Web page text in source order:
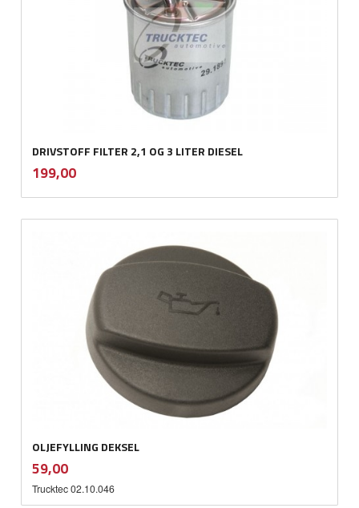
DRIVSTOFF FILTER 2,1 OG 3 LITER DIESEL
Pris
199,00mva.
OLJEFYLLING DEKSEL
Pris
59,00mva.
Trucktec 02.10.046